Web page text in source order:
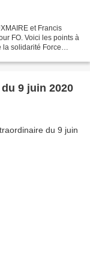
et Francis
FO. Voici les points à
la solidarité Force
du 9 juin 2020